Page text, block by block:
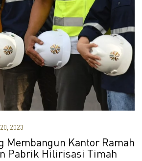
Membangun Kantor Ramah
Pabrik Hilirisasi Timah
2023